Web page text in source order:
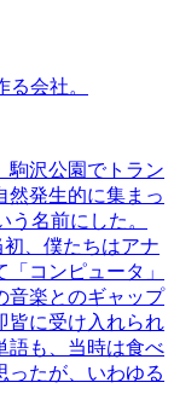
る会社。
駒沢公園でトラン
然発生的に集まっ
う名前にした。
、僕たちはアナ
コンピュータ」
音楽とのギャップ
皆に受け入れられ
も、当時は食べ
ったが、いわゆる